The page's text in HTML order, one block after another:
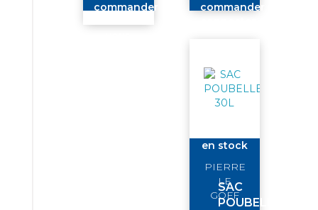
commander
commander
en stock
PIERRE
LE
GOFF
SAC
POUBELLE